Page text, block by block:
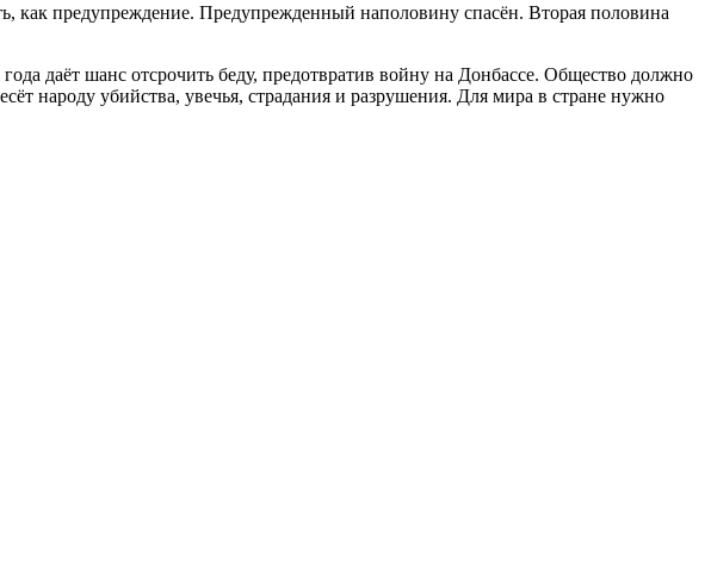
как предупреждение. Предупрежденный наполовину спасён. Вторая половина
даёт шанс отсрочить беду, предотвратив войну на Донбассе. Общество должно
народу убийства, увечья, страдания и разрушения. Для мира в стране нужно